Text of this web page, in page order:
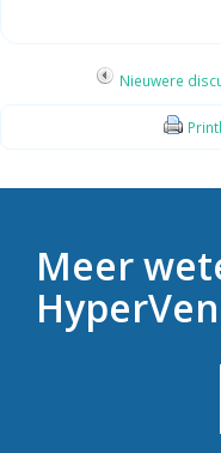
Nieuwere
Meer